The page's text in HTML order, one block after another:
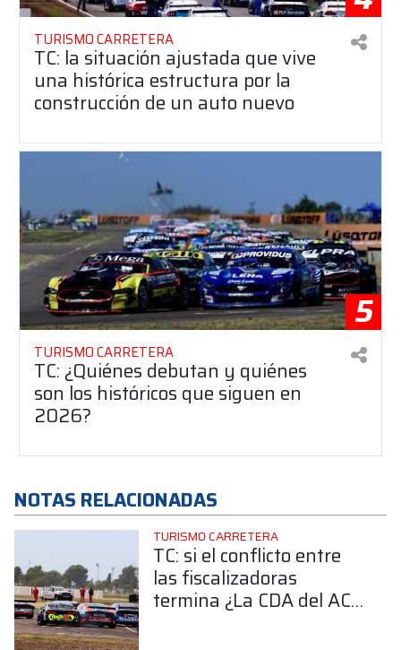
TURISMO CARRETERA
TC: la situación ajustada que vive
una histórica estructura por la
construcción de un auto nuevo
5
TURISMO CARRETERA
TC: ¿Quiénes debutan y quiénes
son los históricos que siguen en
2026?
NOTAS RELACIONADAS
TURISMO CARRETERA
TC: si el conflicto entre
las fiscalizadoras
termina ¿La CDA del ACA